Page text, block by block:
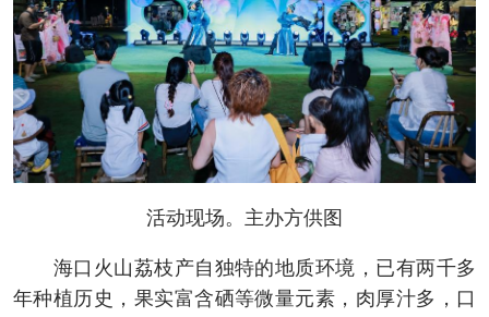
活动现场。主办方供图
海口火山荔枝产自独特的地质环境，已有两千多
年种植历史，果实富含硒等微量元素，肉厚汁多，口